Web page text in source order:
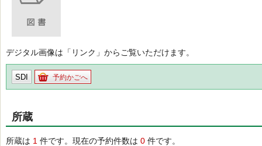
デジタル画像は「リンク」からご覧いただけます。
SDI 予約かごへ
所蔵
所蔵は 1 件です。現在の予約件数は 0 件です。